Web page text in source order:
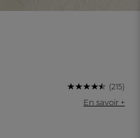
(215)
En savoir +